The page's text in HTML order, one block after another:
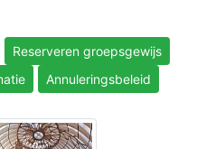
Reserveren groepsgewijs
Annuleringsbeleid